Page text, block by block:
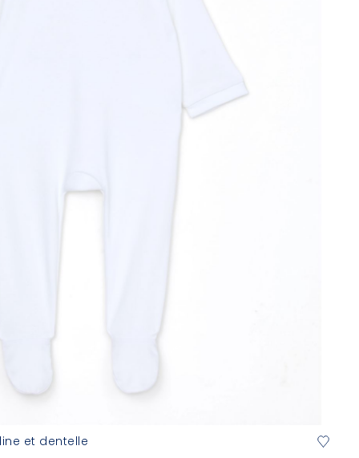
et dentelle